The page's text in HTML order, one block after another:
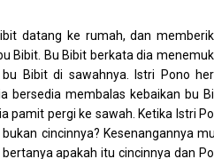
datang ke rumah, dan
Bibit. Bu Bibit berkata dia
Bibit di sawahnya. Istri Pono
bersedia membalas kebaikan bu
pamit pergi ke sawah. Ketika Istri
cincinnya? Kesenangannya
apakah itu cincinnya dan